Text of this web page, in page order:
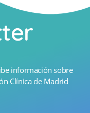
información sobre
Clínica de Madrid